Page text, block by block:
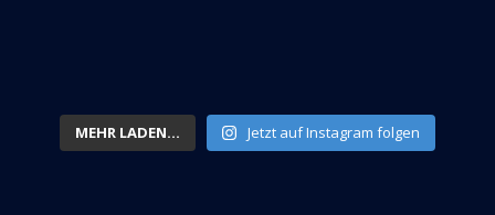
MEHR LADEN... Jetzt auf Instagram folgen